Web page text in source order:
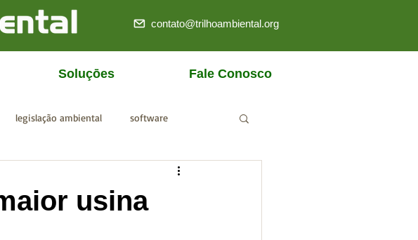
contato@trilhoambiental.org
Soluçōes Fale Conosco
legislação ambiental software
usina